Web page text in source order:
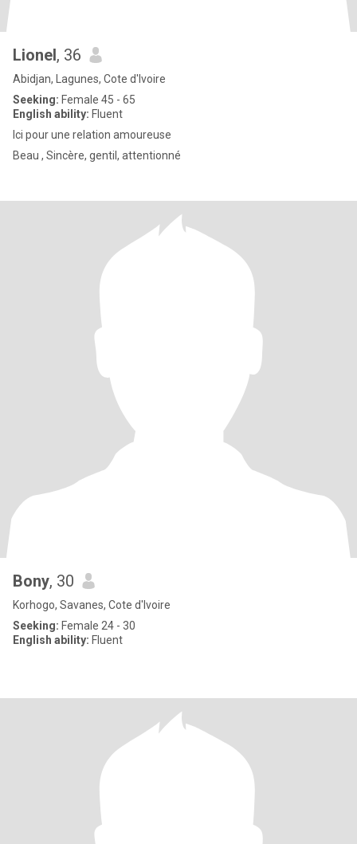
Lionel, 36
Abidjan, Lagunes, Cote d'Ivoire
Seeking: Female 45 - 65
English ability: Fluent
Ici pour une relation amoureuse
Beau , Sincère, gentil, attentionné
Bony, 30
Korhogo, Savanes, Cote d'Ivoire
Seeking: Female 24 - 30
English ability: Fluent